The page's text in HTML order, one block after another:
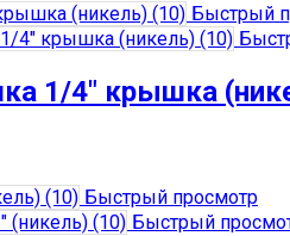
Быстрый
1/4″ крышка
Быстрый просмотр
Быстрый